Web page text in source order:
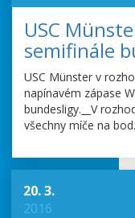
USC
semifinále
USC Münster v
napínavém zápase
bundesligy._
_V
všechny míče na
20. 3.
2016